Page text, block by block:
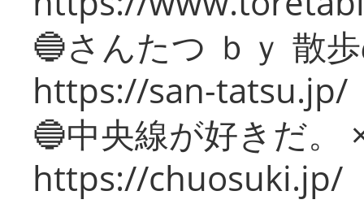
🔵さんたつ ｂｙ 散
https://san-tatsu.jp/
🔵中央線が好きだ。
https://chuosuki.jp/